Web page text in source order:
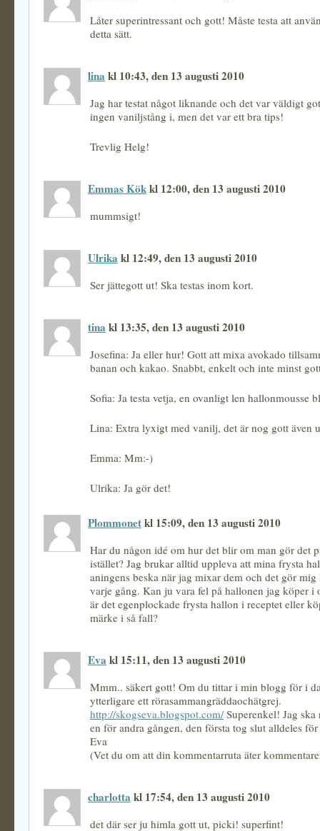
Låter superintressant och gott! Måste testa att
detta sätt.
lina kl 10:43, den 13 augusti 2010
Jag har testat något liknande och det var väldigt
ingen vaniljstång i, men det var ett bra tips!
Trevlig Helg!
Emmas Kökkl 12:00, den 13 augusti 2010
mummsigt!
Ulrika kl 12:49, den 13 augusti 2010
Ser jättegott ut! Ska testas inom kort.
tina kl 13:35, den 13 augusti 2010
Josefina: Ja eller hur! Gott att mixa avokado
banan och kakao. Snabbt, enkelt och inte minst
Sofia: Ja testa vetja, en ovanligt len hallonmousse
Lina: Extra lyxigt med vanilj, det är nog gott även
Emma: Mm:-)
Ulrika: Ja gör det!
Plommonetkl 15:09, den 13 augusti 2010
Har du någon idé om hur det blir om man gör det
istället? Jag brukar alltid uppleva att mina frysta
aningens beska när jag mixar dem och det gör mig
varje gång. Kan ju vara fel på hallonen jag köper
är det egenplockade frysta hallon i receptet eller
märke i så fall?
Eva kl 15:11, den 13 augusti 2010
Mmm.. säkert gott! Om du tittar i min blogg för i
ytterligare ett rörasammangräddaochätgrej.
http://skogseva.blogspot.com/Superenkel! Jag ska
en för andra gången, den första tog slut alldeles
Eva
(Vet du om att din kommentarruta äter
charlotta kl 17:54, den 13 augusti 2010
det där ser ju himla gott ut, picki! superfint!